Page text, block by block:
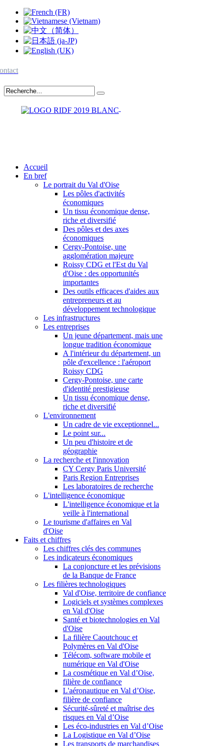
Accueil
En bref
Le portrait du Val d'Oise
Les pôles d'activités
économiques
Un tissu économique dense,
riche et diversifié
Des pôles et des axes
économiques
Cergy-Pontoise, une
agglomération majeure
Roissy CDG et l'Est du Val
d'Oise : des opportunités
importantes
Des outils efficaces d'aides aux
entrepreneurs et au
développement technologique
Les infrastructures
Les entreprises
Un jeune département, mais une
longue tradition économique
A l'intérieur du département, un
pôle d'excellence : l'aéroport
Roissy CDG
Cergy-Pontoise, une carte
d'identité prestigieuse
Un tissu économique dense,
riche et diversifié
L'environnement
Un cadre de vie exceptionnel...
Le point sur...
Un peu d'histoire et de
géographie
La recherche et l'innovation
CY Cergy Paris Université
Paris Region Entreprises
Les laboratoires de recherche
L'intelligence économique
L'intelligence économique et la
veille à l'international
Le tourisme d'affaires en Val
d'Oise
Faits et chiffres
Les chiffres clés des communes
Les indicateurs économiques
La conjoncture et les prévisions
de la Banque de France
Les filières technologiques
Val d'Oise, territoire de confiance
Logiciels et systèmes complexes
en Val d'Oise
Santé et biotechnologies en Val
d'Oise
La filière Caoutchouc et
Polymères en Val d'Oise
Télécom, software mobile et
numérique en Val d'Oise
La cosmétique en Val d’Oise,
filière de confiance
L'aéronautique en Val d’Oise,
filière de confiance
Sécurité-sûreté et maîtrise des
risques en Val d’Oise
Les éco-industries en Val d’Oise
La Logistique en Val d’Oise
Les transports de marchandises